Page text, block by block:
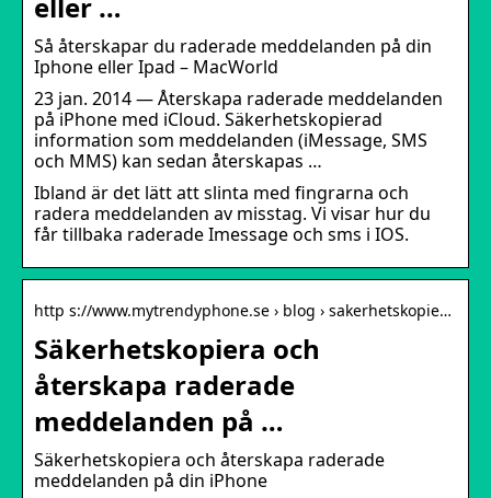
Så återskapar du raderade meddelanden på din
Iphone eller Ipad – MacWorld
23 jan. 2014 — Återskapa raderade meddelanden
på iPhone med iCloud. Säkerhetskopierad
information som meddelanden (iMessage, SMS
och MMS) kan sedan återskapas …
Ibland är det lätt att slinta med fingrarna och
radera meddelanden av misstag. Vi visar hur du
får tillbaka raderade Imessage och sms i IOS.
http s://www.mytrendyphone.se › blog › sakerhetskopie…
Säkerhetskopiera och
återskapa raderade
meddelanden på …
Säkerhetskopiera och återskapa raderade
meddelanden på din iPhone